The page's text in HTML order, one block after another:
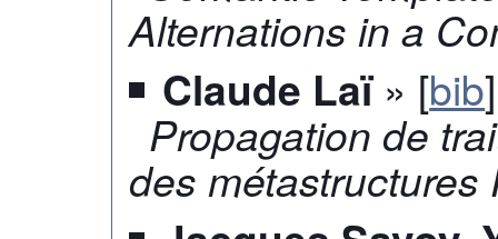
Alternations in a
Claude Laï» [bib
Propagation de
des métastructures